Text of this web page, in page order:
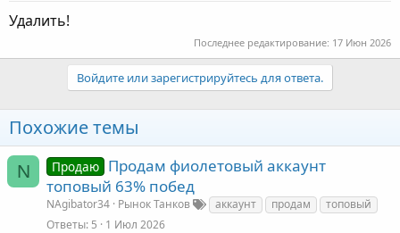
Удалить!
Последнее редактирование: 17 Июн 2026
Войдите или зарегистрируйтесь для ответа.
Похожие темы
N Продаю Продам фиолетовый аккаунт
топовый 63% побед
NAgibator34 Рынок Танков аккаунт продам
топовый
Ответы 5 1 Июл 2026